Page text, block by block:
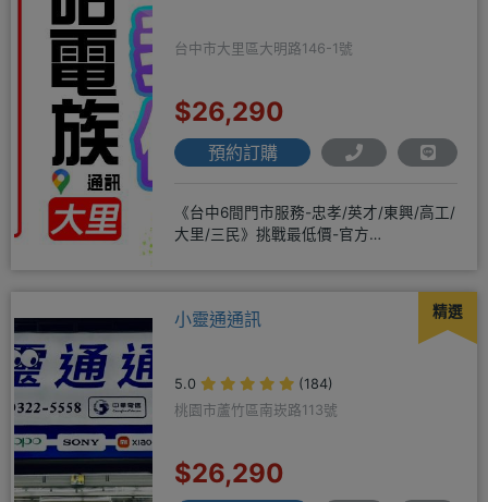
台中市大里區大明路146-1號
$26,290
預約訂購
《台中6間門市服務-忠孝/英才/東興/高工/
大里/三民》挑戰最低價-官方
精選
小靈通通訊
5.0
(184)
桃園市蘆竹區南崁路113號
$26,290